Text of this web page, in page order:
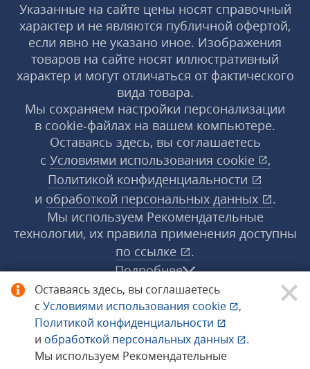
Оставаясь здесь, вы соглашаетесь
с Условиями использования cookie
,
Политикой конфиденциальности
и обработкой персональных данных
.
Мы используем Рекомендательные
Указанные на сайте цены носят справочный
характер и не являются публичной офертой,
если явно не указано иное. Изображения
товаров на сайте носят иллюстративный
характер и могут отличаться от фактического
вида товара.
Мы сохраняем настройки персонализации
в cookie‑файлах на вашем компьютере.
Оставаясь здесь, вы соглашаетесь
с Условиями использования cookie
,
Политикой конфиденциальности
и обработкой персональных данных
.
Мы используем Рекомендательные
технологии, их правила применения доступны
по ссылке
.
Подробнее
© 1998−2026 «1С‑Рарус» ®. Все права
защищены.